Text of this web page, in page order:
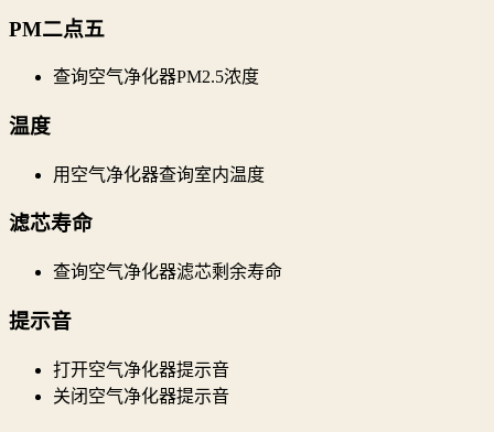
PM二点五
查询空气净化器PM2.5浓度
温度
用空气净化器查询室内温度
滤芯寿命
查询空气净化器滤芯剩余寿命
提示音
打开空气净化器提示音
关闭空气净化器提示音